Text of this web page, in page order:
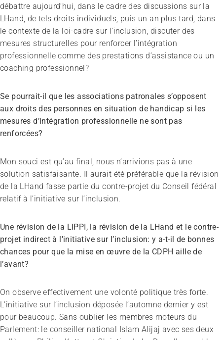
débattre aujourd’hui, dans le cadre des discussions sur la
LHand, de tels droits individuels, puis un an plus tard, dans
le contexte de la loi-cadre sur l’inclusion, discuter des
mesures structurelles pour renforcer l’intégration
professionnelle comme des prestations d’assistance ou un
coaching professionnel?
Se pourrait-il que les associations patronales s’opposent
aux droits des personnes en situation de handicap si les
mesures d’intégration professionnelle ne sont pas
renforcées?
Mon souci est qu’au final, nous n’arrivions pas à une
solution satisfaisante. Il aurait été préférable que la révision
de la LHand fasse partie du contre-projet du Conseil fédéral
relatif à l’initiative sur l’inclusion.
Une révision de la LIPPI, la révision de la LHand et le contre-
projet indirect à l’initiative sur l’inclusion: y a-t-il de bonnes
chances pour que la mise en œuvre de la CDPH aille de
l’avant?
On observe effectivement une volonté politique très forte.
L’initiative sur l’inclusion déposée l’automne dernier y est
pour beaucoup. Sans oublier les membres moteurs du
Parlement: le conseiller national Islam Alijaj avec ses deux